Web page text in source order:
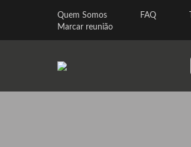
Quem Somos FAQ
Marcar reunião